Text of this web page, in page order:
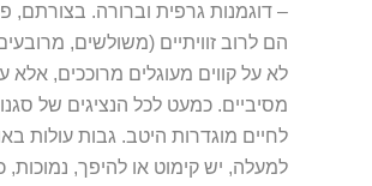
– דוגמנות גרפית וברורה. בצורתם,
הם לרוב זוויתיים (משולשים,
לא על קווים מעוגלים מרוככים, אלא
מסיביים. כמעט לכל הנציגים של
לחיים מוגדרות היטב. גבות עולות
למעלה, יש קימוט או להיפך, נמוכות,